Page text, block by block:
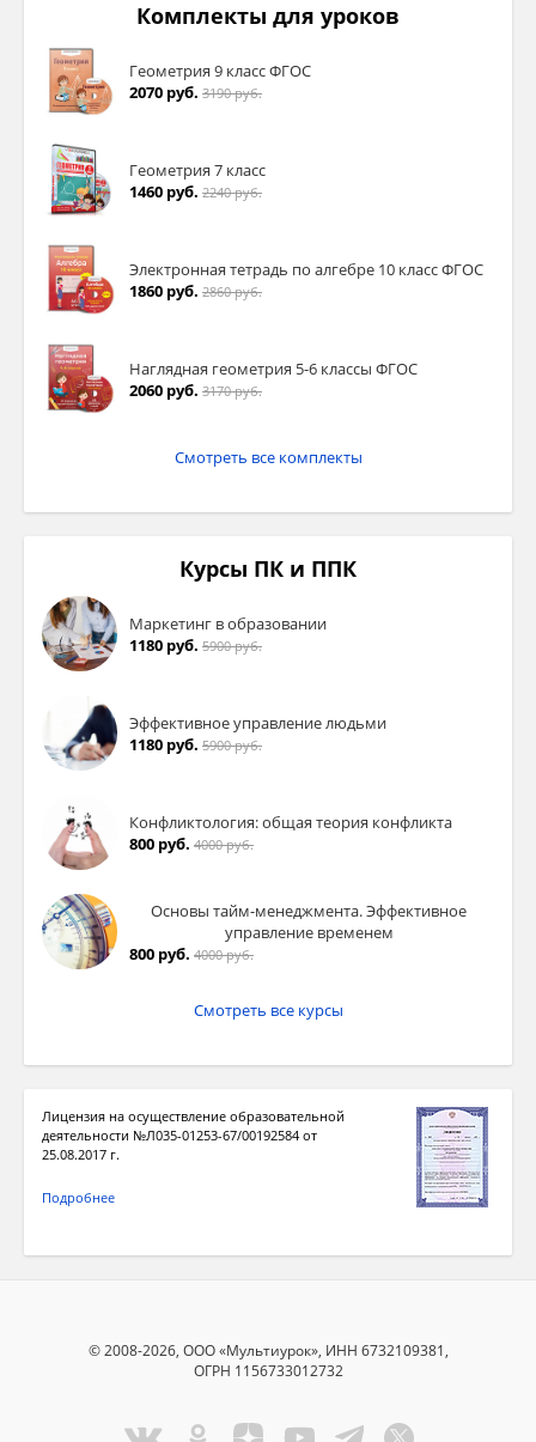
Комплекты для уроков
Геометрия 9 класс ФГОС
2070 руб. 3190 руб.
Геометрия 7 класс
1460 руб. 2240 руб.
Электронная тетрадь по алгебре 10 класс ФГОС
1860 руб. 2860 руб.
Наглядная геометрия 5-6 классы ФГОС
2060 руб. 3170 руб.
Смотреть все комплекты
Курсы ПК и ППК
Маркетинг в образовании
1180 руб. 5900 руб.
Эффективное управление людьми
1180 руб. 5900 руб.
Конфликтология: общая теория конфликта
800 руб. 4000 руб.
Основы тайм-менеджмента. Эффективное
управление временем
800 руб. 4000 руб.
Смотреть все курсы
Лицензия на осуществление образовательной
деятельности №Л035-01253-67/00192584 от
25.08.2017 г.
Подробнее
© 2008-2026, ООО «Мультиурок», ИНН 6732109381,
ОГРН 1156733012732